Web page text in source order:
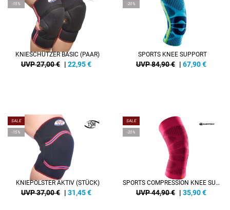
-15%
KNIESCHÜTZER BASIC (PAAR)
UVP 27,00 € | 22,95€
-20%
SPORTS KNEE SUPPORT
UVP 84,90 € | 67,90€
SALE
-15%
KNIEPOLSTER AKTIV (STÜCK)
UVP 37,00 € | 31,45€
SALE
-20%
SPORTS COMPRESSION KNEE SUPPORT
UVP 44,90 € | 35,90€